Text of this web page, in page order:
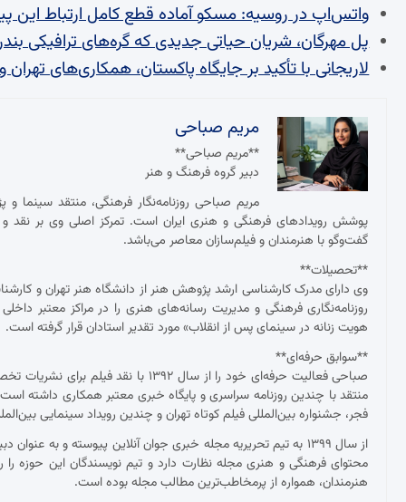
واتس‌اپ در روسیه: مسکو آماده قطع کامل ارتباط
پل مهرگان، شریان حیاتی جدیدی که گره‌های ترافیکی
لاریجانی با تأکید بر جایگاه پاکستان، همکاری‌های
مریم صباحی
**مریم صباحی**
دبیر گروه فرهنگ و هنر
مریم صباحی روزنامه‌نگار فرهنگی، منتقد سینما
پوشش رویدادهای فرهنگی و هنری ایران است. تمرکز اصلی وی بر نقد
گفت‌وگو با هنرمندان و فیلم‌سازان معاصر می‌باشد.
**تحصیلات**
وی دارای مدرک کارشناسی ارشد پژوهش هنر از دانشگاه هنر تهران و
روزنامه‌نگاری فرهنگی و مدیریت رسانه‌های هنری را در مراکز معتبر
هویت زنانه در سینمای پس از انقلاب» مورد تقدیر استادان قرار گرفته است.
**سوابق حرفه‌ای**
صباحی فعالیت حرفه‌ای خود را از سال
منتقد با چندین روزنامه سراسری و پایگاه خبری معتبر همکاری
فجر، جشنواره بین‌المللی فیلم کوتاه تهران و چندین رویداد سینمایی
از سال ۱۳۹۹ به تیم تحریریه مجله خبری جوان آنلاین پیوسته و
محتوای فرهنگی و هنری مجله نظارت دارد و تیم نویسندگان این حوزه
هنرمندان، همواره از پرمخاطب‌ترین مطالب مجله بوده است.